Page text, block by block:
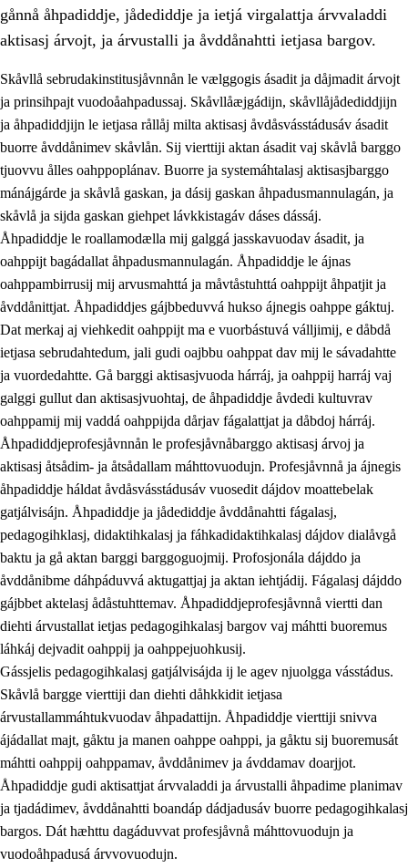
3. Prinsihpa skåvlå dåjmajda
3.1 Sebrudahtte oahppambirás
3.2 Åhpadibme ja hiebadum åhpadus
3.3 Aktisasjbarggo sijda ja skåvlå gaskan
3.4 Åhpadus åhpadusvidnudagán ja barggoiellemin
3.5 Profesjåvnåaktisasjvuohta ja skåvllååvddånibme
gånnå åhpadiddje, jådediddje ja ietjá virgalattja árvvaladdi
aktisasj árvojt, ja árvustalli ja åvddånahtti ietjasa bargov.
Skåvllå sebrudakinstitusjåvnnån le vælggogis ásadit ja dåjmadit árvojt
ja prinsihpajt vuodoåahpadussaj. Skåvllåæjgádijn, skåvllåjådediddjijn
ja åhpadiddjijn le ietjasa rållåj milta aktisasj åvdåsvásstádusáv ásadit
buorre åvddånimev skåvlån. Sij vierttiji aktan ásadit vaj skåvlå barggo
tjuovvu ålles oahppoplánav. Buorre ja systemáhtalasj aktisasjbarggo
mánájgárde ja skåvlå gaskan, ja dásij gaskan åhpadusmannulagán, ja
skåvlå ja sijda gaskan giehpet lávkkistagáv dáses dássáj.
Åhpadiddje le roallamodælla mij galggá jasskavuodav ásadit, ja
oahppijt bagádallat åhpadusmannulagán. Åhpadiddje le ájnas
oahppambirrusij mij arvusmahttá ja måvtåstuhttá oahppijt åhpatjit ja
åvddånittjat. Åhpadiddjes gájbbeduvvá hukso ájnegis oahppe gáktuj.
Dat merkaj aj viehkedit oahppijt ma e vuorbástuvá válljimij, e dåbdå
ietjasa sebrudahtedum, jali gudi oajbbu oahppat dav mij le sávadahtte
ja vuordedahtte. Gå barggi aktisasjvuoda hárráj, ja oahppij harráj vaj
galggi gullut dan aktisasjvuohtaj, de åhpadiddje åvdedi kultuvrav
oahppamij mij vaddá oahppijda dårjav fágalattjat ja dåbdoj hárráj.
Åhpadiddjeprofesjåvnnån le profesjåvnåbarggo aktisasj árvoj ja
aktisasj åtsådim- ja åtsådallam máhttovuodujn. Profesjåvnnå ja ájnegis
åhpadiddje háldat åvdåsvásstádusáv vuosedit dájdov moattebelak
gatjálvisájn. Åhpadiddje ja jådediddje åvddånahtti fágalasj,
pedagogihklasj, didaktihkalasj ja fáhkadidaktihkalasj dájdov dialåvgå
baktu ja gå aktan barggi barggoguojmij. Profosjonála dájddo ja
åvddånibme dáhpáduvvá aktugattjaj ja aktan iehtjádij. Fágalasj dájddo
gájbbet aktelasj ådåstuhttemav. Åhpadiddjeprofesjåvnnå viertti dan
diehti árvustallat ietjas pedagogihkalasj bargov vaj máhtti buoremus
láhkáj dejvadit oahppij ja oahppejuohkusij.
Gássjelis pedagogihkalasj gatjálvisájda ij le agev njuolgga vásstádus.
Skåvlå bargge vierttiji dan diehti dåhkkidit ietjasa
árvustallammáhtukvuodav åhpadattijn. Åhpadiddje vierttiji snivva
ájádallat majt, gåktu ja manen oahppe oahppi, ja gåktu sij buoremusát
máhtti oahppij oahppamav, åvddånimev ja ávddamav doarjjot.
Åhpadiddje gudi aktisattjat árvvaladdi ja árvustalli åhpadime planimav
ja tjadádimev, åvddånahtti boandáp dádjadusáv buorre pedagogihkalasj
bargos. Dát hæhttu dagáduvvat profesjåvnå máhttovuodujn ja
vuodoåhpadusá árvvovuodujn.